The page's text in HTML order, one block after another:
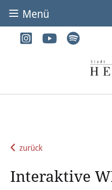
zurück
Interaktive
Menü
BÜRGER & STADT